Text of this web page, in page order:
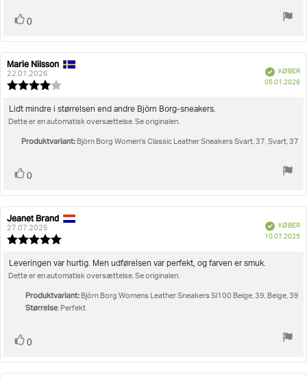
Stem
0
Forfatter
af
bedømmelsen:
Marie Nilsson
22.01.2026
ud
stjerner
Verificeret
KØBER
05.01.2026
Tekst
til
bedømmelsen:
Lidt mindre i størrelsen end andre Björn Borg-sneakers.
Dette er en automatisk oversættelse. Se originalen.
Produktvariant: Björn Borg Women's Classic Leather Sneakers Svart, 37, Svart, 37
Stem
0
Forfatter
af
bedømmelsen:
Jeanet Brand
27.07.2025
ud
stjerner
Verificeret
KØBER
10.07.2025
Tekst
til
bedømmelsen:
Leveringen var hurtig. Men udførelsen var perfekt, og farven er smuk.
Dette er en automatisk oversættelse. Se originalen.
Produktvariant: Björn Borg Womens Leather Sneakers Sl100 Beige, 39, Beige, 39
Størrelse: Perfekt
Stem
0